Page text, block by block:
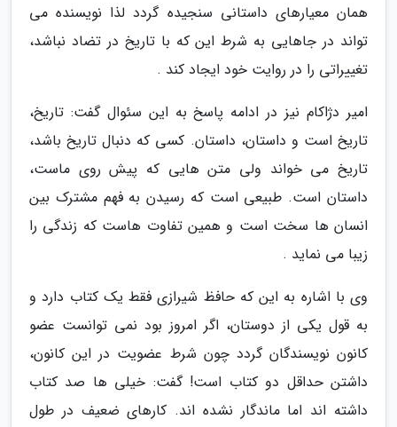
همان معیارهای داستانی سنجیده گردد لذا نویسنده می
تواند در جاهایی به شرط این که با تاریخ در تضاد نباشد،
تغییراتی را در روایت خود ایجاد کند .
امیر دژاکام نیز در ادامه پاسخ به این سئوال گفت: تاریخ،
تاریخ است و داستان، داستان. کسی که دنبال تاریخ باشد،
تاریخ می خواند ولی متن هایی که پیش روی ماست،
داستان است. طبیعی است که رسیدن به فهم مشترک بین
انسان ها سخت است و همین تفاوت هاست که زندگی را
زیبا می نماید .
وی با اشاره به این که حافظ شیرازی فقط یک کتاب دارد و
به قول یکی از دوستان، اگر امروز بود نمی توانست عضو
کانون نویسندگان گردد چون شرط عضویت در این کانون،
داشتن حداقل دو کتاب است! گفت: خیلی ها صد کتاب
داشته اند اما ماندگار نشده اند. کارهای ضعیف در طول